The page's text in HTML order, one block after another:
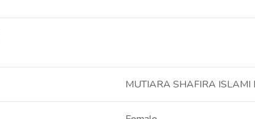
MUTIARA SHAFIRA ISLAMI